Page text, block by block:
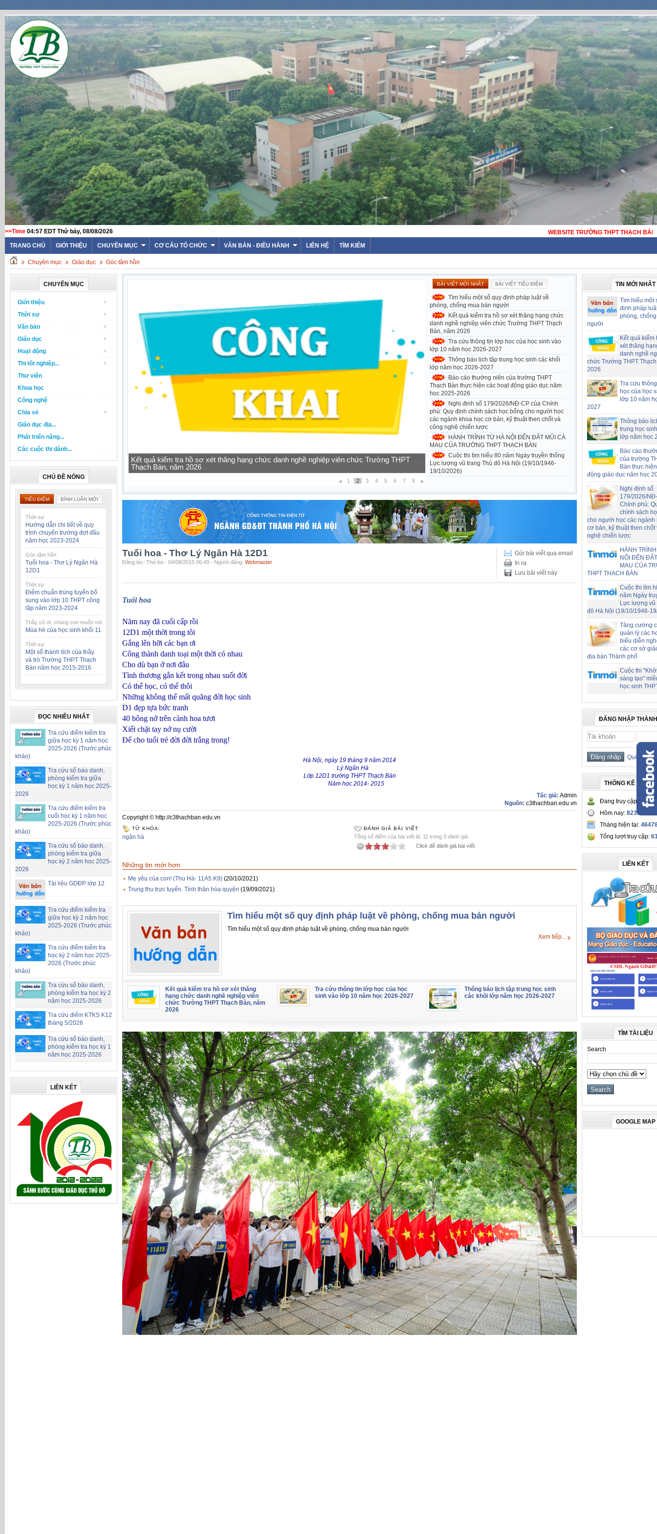
>>Time 04:57 EDT Thứ bảy, 08/08/2026
WEBSITE TRƯỜNG THPT THẠCH BÀN - HÀ NỘI - TRƯỜNG THPT CÔNG
TRANG CHỦ
GIỚI THIỆU CHUYÊN MỤC CƠ CẤU TỔ CHỨC VĂN BẢN - ĐIỀU HÀNH LIÊN HỆ TÌM KIẾM
Chuyên mục Giáo dục Góc tâm hồn
CHUYÊN MỤC
Giới thiệu
Thời sự
Văn bản
Giáo dục
Hoạt động
Thi tốt nghiệp...
Thư viện
Khoa học
Công nghệ
Chia sẻ
Giáo dục địa...
Phát triển năng...
Các cuộc thi dành...
CHỦ ĐỀ NÓNG
TIÊU ĐIỂM BÌNH LUẬN MỚI
Thời sự
Hướng dẫn chi tiết về quy
trình chuyển trường đợt đầu
năm học 2023-2024
Góc tâm hồn
Tuổi hoa - Thơ Lý Ngân Hà
12D1
Thời sự
Điểm chuẩn trúng tuyển bổ
sung vào lớp 10 THPT công
lập năm 2023-2024
Thầy cô ơi, chúng con muốn nói
Mùa hè của học sinh khối 11
Thời sự
Một số thành tích của thầy
và trò Trường THPT Thạch
Bàn năm học 2015-2016
ĐỌC NHIỀU NHẤT
Tra cứu điểm kiểm tra
giữa học kỳ 1 năm học
2025-2026 (Trước phúc
khảo)
Tra cứu số báo danh,
phòng kiểm tra giữa
học kỳ 1 năm học 2025-
2026
Tra cứu điểm kiểm tra
cuối học kỳ 1 năm học
2025-2026 (Trước phúc
khảo)
Tra cứu số báo danh,
phòng kiểm tra giữa
học kỳ 2 năm học 2025-
2026
Tài liệu GDĐP lớp 12
Tra cứu điểm kiểm tra
giữa học kỳ 2 năm học
2025-2026 (Trước phúc
khảo)
Tra cứu điểm kiểm tra
học kỳ 2 năm học 2025-
2026 (Trước phúc
khảo)
Tra cứu số báo danh,
phòng kiểm tra học kỳ 2
năm học 2025-2026
Tra cứu điểm KTKS K12
tháng 5/2026
Tra cứu số báo danh,
phòng kiểm tra học kỳ 1
năm học 2025-2026
LIÊN KẾT
Tra cứu thông tin lớp học của học sinh vào lớp 10 năm học 2026-2027
1 2 3 4 5 6 7 8
BÀI VIẾT MỚI NHẤT BÀI VIẾT TIÊU ĐIỂM
Tìm hiểu một số quy định pháp luật về
phòng, chống mua bán người
Kết quả kiểm tra hồ sơ xét thăng hạng chức
danh nghề nghiệp viên chức Trường THPT Thạch
Bàn, năm 2026
Tra cứu thông tin lớp học của học sinh vào
lớp 10 năm học 2026-2027
Thông báo lịch tập trung học sinh các khối
lớp năm học 2026-2027
Báo cáo thường niên của trường THPT
Thạch Bàn thực hiện các hoạt động giáo dục năm
học 2025-2026
Nghị định số 179/2026/NĐ-CP của Chính
phủ: Quy định chính sách học bổng cho người học
các ngành khoa học cơ bản, kỹ thuật then chốt và
công nghệ chiến lược
HÀNH TRÌNH TỪ HÀ NỘI ĐẾN ĐẤT MŨI CÀ
MAU CỦA TRƯỜNG THPT THẠCH BÀN
Cuộc thi tìm hiểu 80 năm Ngày truyền thống
Lực lượng vũ trang Thủ đô Hà Nội (19/10/1946-
19/10/2026)
Gửi bài viết qua email
In ra
Lưu bài viết này
Tuổi hoa - Thơ Lý Ngân Hà 12D1
Đăng lúc: Thứ ba - 04/08/2015 06:49 - Người đăng: Webmaster
Tuổi hoa
Năm nay đã cuối cấp rồi
12D1 một thời trong tôi
Gắng lên hỡi các bạn ơi
Công thành danh toại một thời có nhau
Cho dù bạn ở nơi đâu
Tình thương gắn kết trong nhau suốt đời
Có thể học, có thể thôi
Những không thể mất quãng đời học sinh
D1 đẹp tựa bức tranh
40 bông nở trên cành hoa tươi
Xiết chặt tay nở nụ cười
Để cho tuổi trẻ đời đời trắng trong!
Hà Nội, ngày 19 tháng 9 năm 2014
Lý Ngân Hà
Lớp 12D1 trường THPT Thạch Bàn
Năm học 2014- 2015
Tác giả: Admin
Nguồn: c3thachban.edu.vn
Copyright © http://c3thachban.edu.vn
TỪ KHÓA:
ngân hà
ĐÁNH GIÁ BÀI VIẾT
Tổng số điểm của bài viết là: 11 trong 3 đánh giá
Click để đánh giá bài viết
Những tin mới hơn
Mẹ yêu của con! (Thu Hà- 11A5.K9) (20/10/2021)
Trung thu trực tuyến. Tình thân hòa quyện (19/09/2021)
Tìm hiểu một số quy định pháp luật về phòng, chống mua bán người
Tìm hiểu một số quy định pháp luật về phòng, chống mua bán người
Xem tiếp...
Kết quả kiểm tra hồ sơ xét thăng
hạng chức danh nghề nghiệp viên
chức Trường THPT Thạch Bàn, năm
2026
Tra cứu thông tin lớp học của học
sinh vào lớp 10 năm học 2026-2027
Thông báo lịch tập trung học sinh
các khối lớp năm học 2026-2027
TIN MỚI NHẤT
Tìm hiểu một
định pháp
phòng,
người
Kết quả kiểm
xét thăng
danh nghề
chức Trường THPT
2026
Tra cứu
học của học
lớp 10 năm
2027
Thông báo
trung học
lớp năm học
Báo cáo
của trường
Bàn thực
động giáo dục năm học
Nghị định số
179/2026/
Chính phủ:
chính sách
cho người học các ngành
cơ bản, kỹ thuật then chốt
nghệ chiến lược
HÀNH
NỘI ĐẾN
MAU CỦA
THPT THẠCH BÀN
Cuộc thi tìm
năm Ngày
Lực lượng vũ
đô Hà Nội (19/10/1946-
Tăng cường
quản lý các
biểu diễn
các cơ sở
địa bàn Thành phố
Cuộc thi
sáng tạo"
học sinh
ĐĂNG NHẬP
Quên mật
THỐNG KÊ TRUY
Đang truy cập:
361
Hôm nay: 82353
Tháng hiện tại:
Tổng lượt truy cập:
LIÊN KẾT
TÌM TÀI LIỆU
Search
GOOGLE MAP